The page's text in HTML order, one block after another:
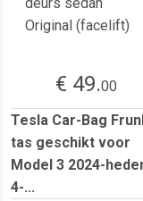
€ 49.00
Tesla Car-Bag
tas geschikt voor
Model 3 2024-
4-...